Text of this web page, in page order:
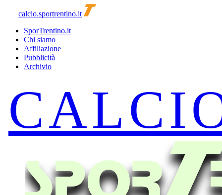
calcio.sportrentino.it
SporTrentino.it
Chi siamo
Affiliazione
Pubblicità
Archivio